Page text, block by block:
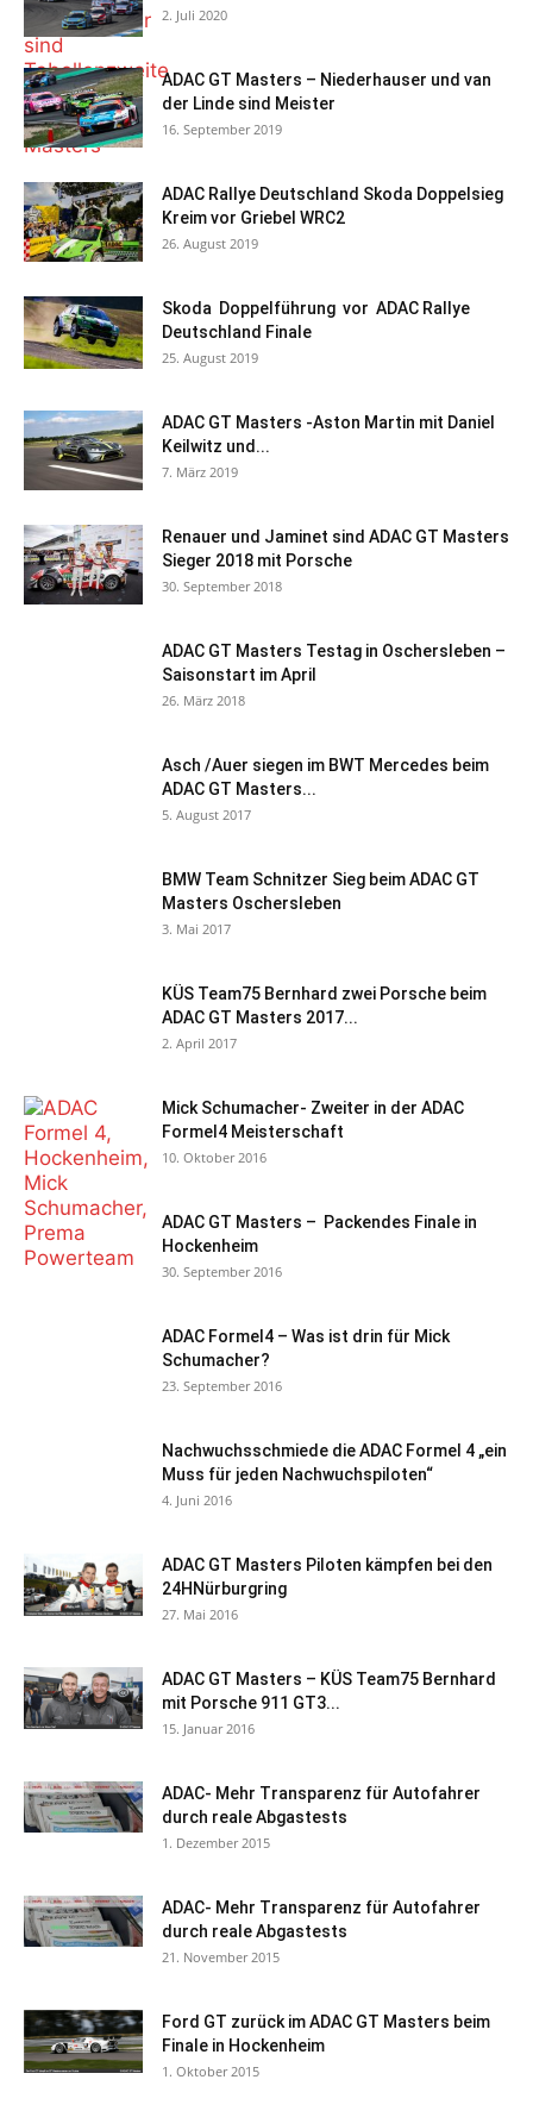
2. Juli 2020
ADAC GT Masters – Niederhauser und van
der Linde sind Meister
16. September 2019
ADAC Rallye Deutschland Skoda Doppelsieg
Kreim vor Griebel WRC2
26. August 2019
Skoda Doppelführung vor ADAC Rallye
Deutschland Finale
25. August 2019
ADAC GT Masters -Aston Martin mit Daniel
Keilwitz und...
7. März 2019
Renauer und Jaminet sind ADAC GT Masters
Sieger 2018 mit Porsche
30. September 2018
ADAC GT Masters Testag in Oschersleben –
Saisonstart im April
26. März 2018
Asch /Auer siegen im BWT Mercedes beim
ADAC GT Masters...
5. August 2017
BMW Team Schnitzer Sieg beim ADAC GT
Masters Oschersleben
3. Mai 2017
KÜS Team75 Bernhard zwei Porsche beim
ADAC GT Masters 2017...
2. April 2017
Mick Schumacher- Zweiter in der ADAC
Formel4 Meisterschaft
10. Oktober 2016
ADAC GT Masters – Packendes Finale in
Hockenheim
30. September 2016
ADAC Formel4 – Was ist drin für Mick
Schumacher?
23. September 2016
Nachwuchsschmiede die ADAC Formel 4 „ein
Muss für jeden Nachwuchspiloten“
4. Juni 2016
ADAC GT Masters Piloten kämpfen bei den
24HNürburgring
27. Mai 2016
ADAC GT Masters – KÜS Team75 Bernhard
mit Porsche 911 GT3...
15. Januar 2016
ADAC- Mehr Transparenz für Autofahrer
durch reale Abgastests
1. Dezember 2015
ADAC- Mehr Transparenz für Autofahrer
durch reale Abgastests
21. November 2015
Ford GT zurück im ADAC GT Masters beim
Finale in Hockenheim
1. Oktober 2015